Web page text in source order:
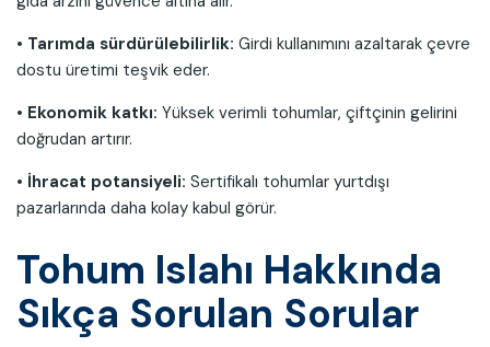
• Tarımda sürdürülebilirlik: Girdi kullanımını azaltarak çevre
dostu üretimi teşvik eder.
• Ekonomik katkı: Yüksek verimli tohumlar, çiftçinin gelirini
doğrudan artırır.
• İhracat potansiyeli: Sertifikalı tohumlar yurtdışı
pazarlarında daha kolay kabul görür.
Tohum Islahı Hakkında
Sıkça Sorulan Sorular